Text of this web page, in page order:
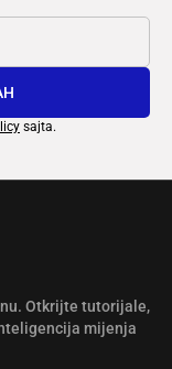
sajta.
Otkrijte tutorijale,
mijenja